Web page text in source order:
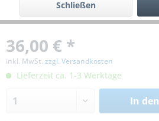
36,00 € *
inkl. MwSt. zzgl. Versandkosten
Lieferzeit ca. 1-3 Werktage
In den
Schließen